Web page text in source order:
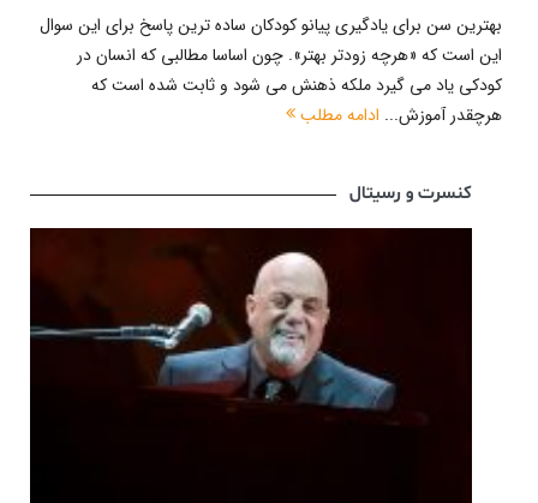
بهترین سن برای یادگیری پیانو کودکان ساده ترین پاسخ برای این سوال
این است که «هرچه زودتر بهتر». چون اساسا مطالبی که انسان در
کودکی یاد می گیرد ملکه ذهنش می شود و ثابت شده است که
هرچقدر آموزش... ادامه مطلب
کنسرت و رسیتال